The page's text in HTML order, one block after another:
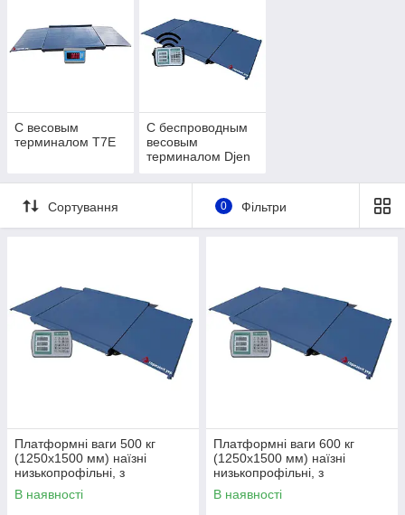
С весовым
терминалом T7E
С беспроводным
весовым
терминалом Djen
Сортування 0 Фільтри
Платформні ваги 500 кг
(1250х1500 мм) наїзні
низькопрофільні, з
розбірними пандусами
В наявності
Платформні ваги 600 кг
(1250х1500 мм) наїзні
низькопрофільні, з
розбірними пандусами
В наявності